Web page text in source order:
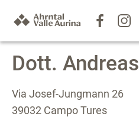
Dott.
Via Josef-Jungmann 26
39032 Campo Tures